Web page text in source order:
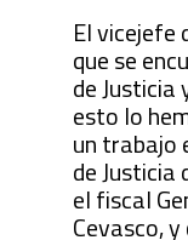
El vicejefe
que se
de Justicia
esto lo
un trabajo
de Justicia
el fiscal
Cevasco, y